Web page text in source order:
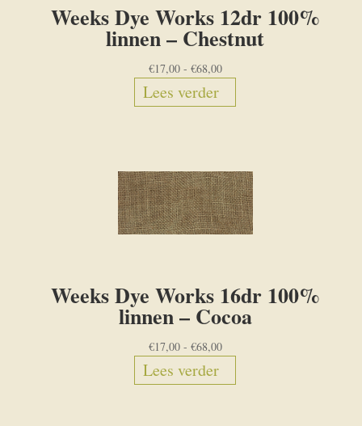
worden
Weeks Dye Works 12dr 100%
linnen – Chestnut
€17,00 - €68,00Prijsklasse:
tot
Lees verder
Weeks Dye Works 16dr 100%
linnen – Cocoa
€17,00 - €68,00Prijsklasse:
tot
Lees verder